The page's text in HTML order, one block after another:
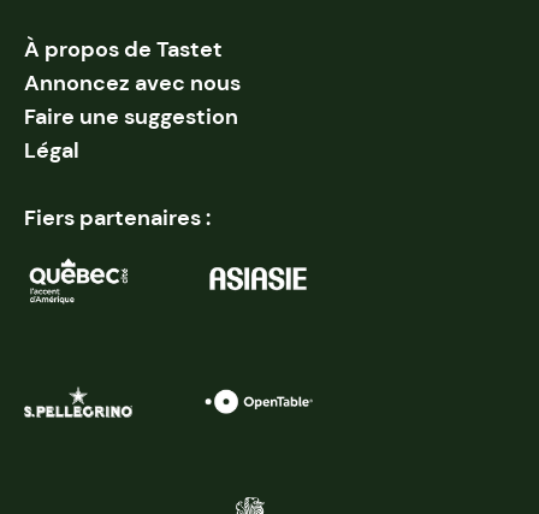
À propos de Tastet
Annoncez avec nous
Faire une suggestion
Légal
Fiers partenaires :